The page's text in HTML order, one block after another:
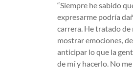
“Siempre he sabido
expresarme podría
carrera. He tratado de
mostrar emociones, de
anticipar lo que la
de mí y hacerlo. No